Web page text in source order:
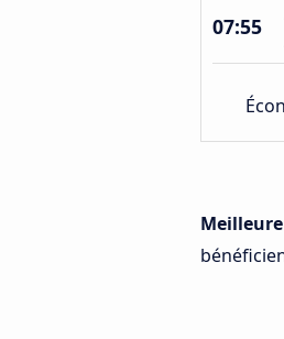
07:55